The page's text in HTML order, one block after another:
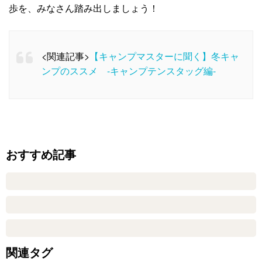
歩を、みなさん踏み出しましょう！
<関連記事> 【キャンプマスターに聞く】冬キャ
ンプのススメ -キャンプテンスタッグ編-
おすすめ記事
関連タグ